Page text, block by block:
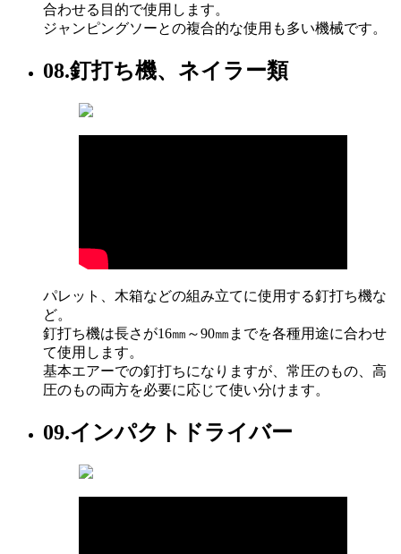
合わせる目的で使用します。
ジャンピングソーとの複合的な使用も多い機械です。
08.釘打ち機、ネイラー類
パレット、木箱などの組み立てに使用する釘打ち機な
ど。
釘打ち機は長さが16㎜～90㎜までを各種用途に合わせ
て使用します。
基本エアーでの釘打ちになりますが、常圧のもの、高
圧のもの両方を必要に応じて使い分けます。
09.インパクトドライバー